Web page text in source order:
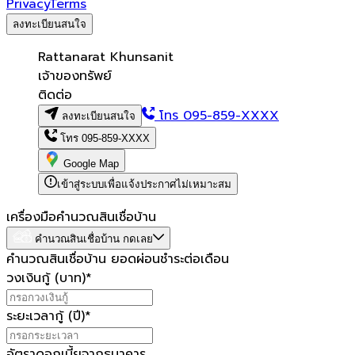
PrivacyTerms
ลงทะเบียนสนใจ
Rattanarat Khunsanit
เจ้าของทรัพย์
ติดต่อ
ลงทะเบียนสนใจ โทร095-859-XXXX
โทร 095-859-XXXX
Google Map
เข้าสู่ระบบเพื่อแจ้งประกาศไม่เหมาะสม
เครื่องมือคำนวณสินเชื่อบ้าน
คำนวณสินเชื่อบ้าน กดเลย
คำนวณสินเชื่อบ้าน ยอดผ่อนชำระต่อเดือน
วงเงินกู้ (บาท)*
ระยะเวลากู้ (ปี)*